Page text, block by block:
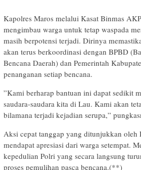
​Kapolres Maros melalui Kasat Binmas
mengimbau warga untuk tetap waspada
masih berpotensi terjadi. Dirinya
akan terus berkoordinasi dengan BPBD
Bencana Daerah) dan Pemerintah
penanganan setiap bencana.
​”Kami berharap bantuan ini dapat sedikit
saudara-saudara kita di Lau. Kami akan
bilamana terjadi kejadian serupa,”
​Aksi cepat tanggap yang ditunjukkan oleh
mendapat apresiasi dari warga setempat.
kepedulian Polri yang secara langsung
proses pemulihan pasca bencana.(**)